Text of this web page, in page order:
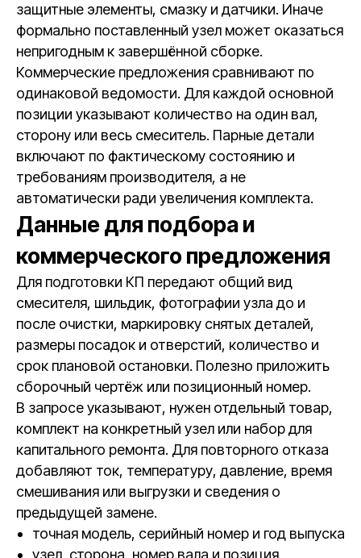
защитные элементы, смазку и датчики. Иначе
формально поставленный узел может оказаться
непригодным к завершённой сборке.
Коммерческие предложения сравнивают по
одинаковой ведомости. Для каждой основной
позиции указывают количество на один вал,
сторону или весь смеситель. Парные детали
включают по фактическому состоянию и
требованиям производителя, а не
автоматически ради увеличения комплекта.
Данные для подбора и
коммерческого предложения
Для подготовки КП передают общий вид
смесителя, шильдик, фотографии узла до и
после очистки, маркировку снятых деталей,
размеры посадок и отверстий, количество и
срок плановой остановки. Полезно приложить
сборочный чертёж или позиционный номер.
В запросе указывают, нужен отдельный товар,
комплект на конкретный узел или набор для
капитального ремонта. Для повторного отказа
добавляют ток, температуру, давление, время
смешивания или выгрузки и сведения о
предыдущей замене.
точная модель, серийный номер и год выпуска
узел, сторона, номер вала и позиция